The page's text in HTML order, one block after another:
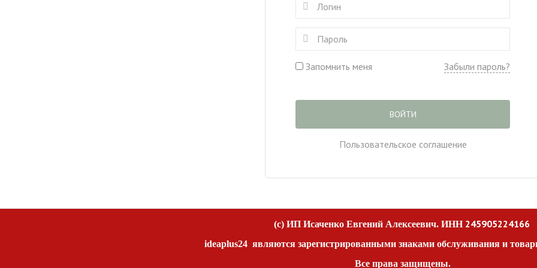
Запомнить меня Забыли пароль?
ВОЙТИ
Пользовательское соглашение
(c) ИП Исаченко Евгений Алексеевич. ИНН 245905224166
ideaplus24 являются зарегистрированными знаками обслуживания и
Все права защищены.